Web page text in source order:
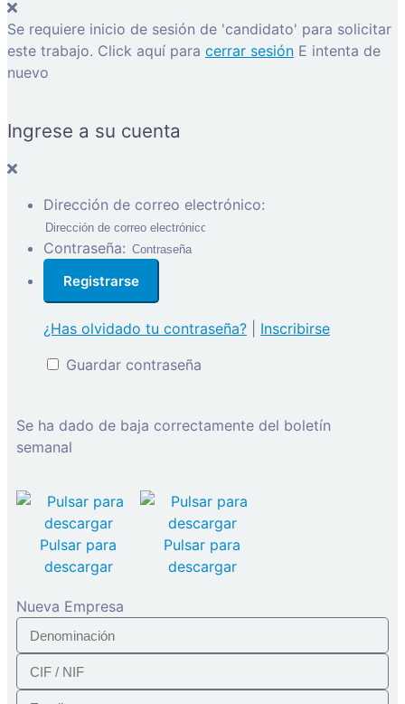
Se requiere inicio de sesión de 'candidato' para solicitar
este trabajo. Click aquí para cerrar sesión E intenta de
nuevo
Ingrese a su cuenta
Dirección de correo electrónico:
Contraseña:
¿Has olvidado tu contraseña?
Inscribirse
Guardar contraseña
Se ha dado de baja correctamente del boletín
semanal
Pulsar para
descargar
Pulsar para
descargar
Nueva Empresa